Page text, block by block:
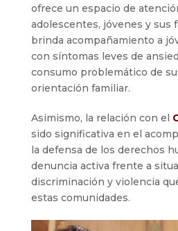
ofrece un espacio de
adolescentes, jóvenes y sus
brinda acompañamiento a
con síntomas leves de
consumo problemático de
orientación familiar.
Asimismo, la relación con el
sido significativa en el
la defensa de los derechos
denuncia activa frente a
discriminación y violencia
estas comunidades.